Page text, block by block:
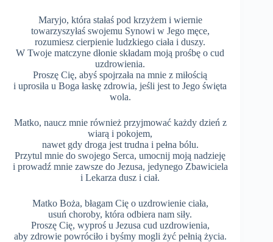
Maryjo, która stałaś pod krzyżem i wiernie
towarzyszyłaś swojemu Synowi w Jego męce,
rozumiesz cierpienie ludzkiego ciała i duszy.
W Twoje matczyne dłonie składam moją prośbę o cud
uzdrowienia.
Proszę Cię, abyś spojrzała na mnie z miłością
i uprosiła u Boga łaskę zdrowia, jeśli jest to Jego święta
wola.
Matko, naucz mnie również przyjmować każdy dzień z
wiarą i pokojem,
nawet gdy droga jest trudna i pełna bólu.
Przytul mnie do swojego Serca, umocnij moją nadzieję
i prowadź mnie zawsze do Jezusa, jedynego Zbawiciela
i Lekarza dusz i ciał.
Matko Boża, błagam Cię o uzdrowienie ciała,
usuń choroby, która odbiera nam siły.
Proszę Cię, wyproś u Jezusa cud uzdrowienia,
aby zdrowie powróciło i byśmy mogli żyć pełnią życia.